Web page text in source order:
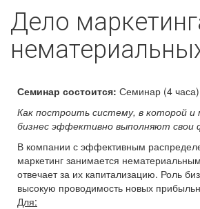
Дело
Семинар состоится: Семинар (4 часа)
Как построить систему, в которой и
бизнес эффективно выполняют свои
В компании с эффективным
маркетинг занимается
отвечает за их капитализацию. Роль
высокую проводимость новых
Для: